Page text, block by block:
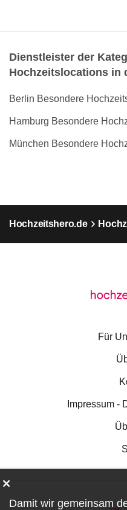
Dienstleister der
Hochzeitslocations in
Berlin Besondere
Hamburg Besondere
München Besondere
Hochzeitshero.de
Für
Impressum -
Damit wir gemeinsam